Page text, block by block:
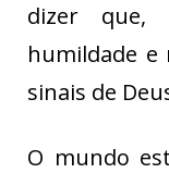
dizer que,
humildade e
sinais de
O mundo